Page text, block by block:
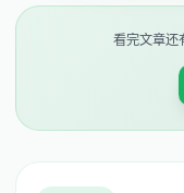
看完文章还